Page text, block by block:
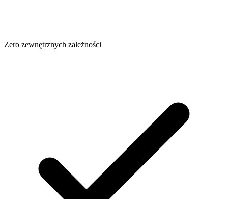
Zero zewnętrznych zależności